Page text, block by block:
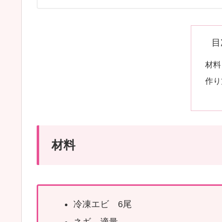
材料
作
材料
冷凍エビ 6尾